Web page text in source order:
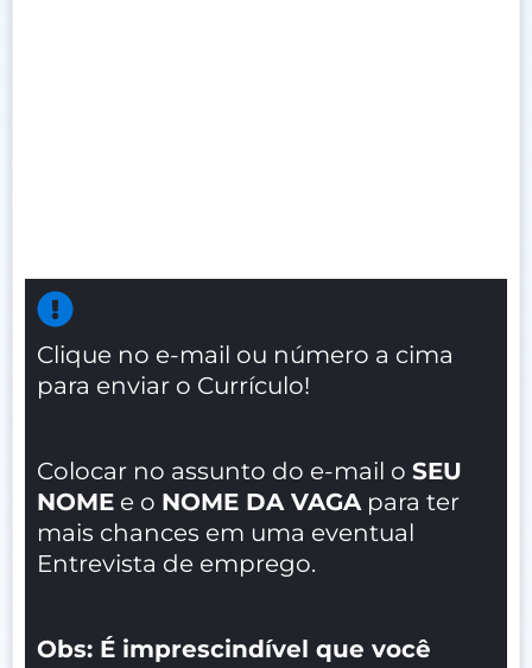
Clique no e-mail ou número a cima
para enviar o Currículo!
Colocar no assunto do e-mail o SEU
NOME e o NOME DA VAGA para ter
mais chances em uma eventual
Entrevista de emprego.
Obs: É imprescindível que você